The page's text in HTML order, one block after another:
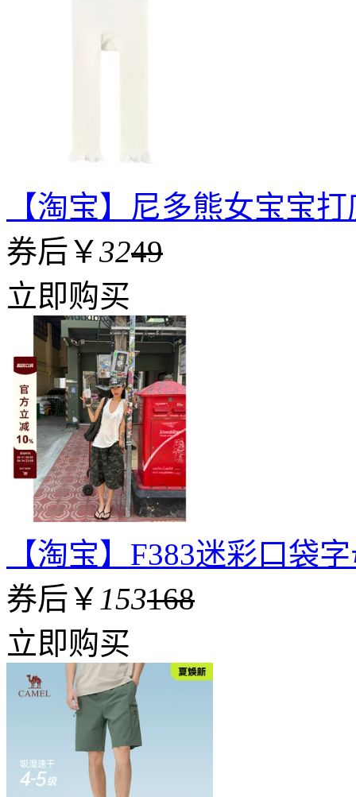
【淘宝】尼多熊女宝宝
券后￥3249
立即购买
【淘宝】F383迷彩口袋
券后￥ 153168
立即购买